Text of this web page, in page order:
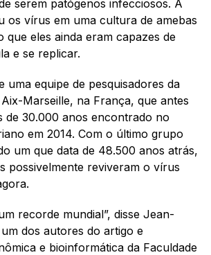
serem patógenos infecciosos. A
os vírus em uma cultura de amebas
que eles ainda eram capazes de
e se replicar.
uma equipe de pesquisadores da
Marseille, na França, que antes
de 30.000 anos encontrado no
em 2014. Com o último grupo
um que data de 48.500 anos atrás,
possivelmente reviveram o vírus
recorde mundial”, disse Jean-
dos autores do artigo e
e bioinformática da Faculdade